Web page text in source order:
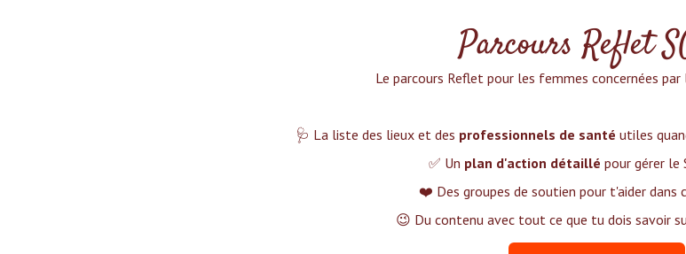
Parcours Reflet
Le parcours Reflet pour les femmes concernées par
🩺 La liste des lieux et des professionnels de santé utiles
✅ Un plan d'action détaillé pour gérer le
❤️ Des groupes de soutien pour t'aider dans
😉 Du contenu avec tout ce que tu dois savoir